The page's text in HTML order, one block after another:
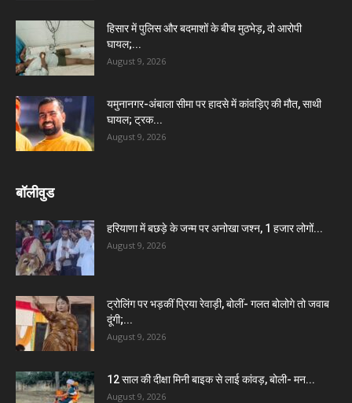
हिसार में पुलिस और बदमाशों के बीच मुठभेड़, दो आरोपी
घायल;...
August 9, 2026
यमुनानगर-अंबाला सीमा पर हादसे में कांवड़िए की मौत, साथी
घायल; ट्रक...
August 9, 2026
बॉलीवुड
हरियाणा में बछड़े के जन्म पर अनोखा जश्न, 1 हजार लोगों...
August 9, 2026
ट्रोलिंग पर भड़कीं प्रिया रेवाड़ी, बोलीं- गलत बोलोगे तो जवाब
दूंगी;...
August 9, 2026
12 साल की दीक्षा मिनी बाइक से लाई कांवड़, बोली- मन...
August 9, 2026